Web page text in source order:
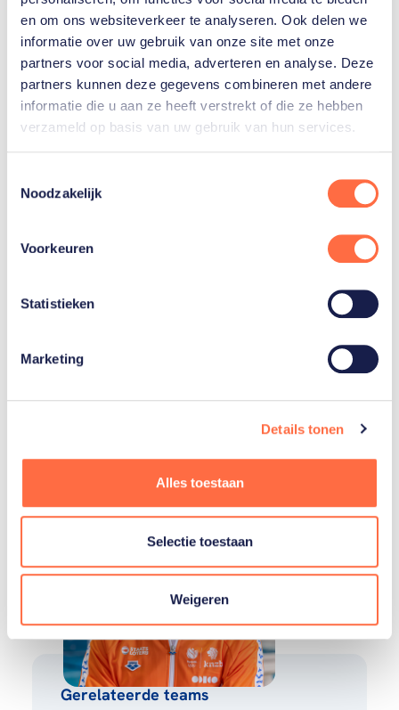
en om ons websiteverkeer te analyseren. Ook delen we
informatie over uw gebruik van onze site met onze
partners voor social media, adverteren en analyse. Deze
partners kunnen deze gegevens combineren met andere
informatie die u aan ze heeft verstrekt of die ze hebben
verzameld op basis van uw gebruik van hun services.
Noodzakelijk
Voorkeuren
Statistieken
Marketing
Details tonen
Alles toestaan
Selectie toestaan
Weigeren
kampioenschap toonde de ploeg al dat ze Servië
tegenstand kunnen bieden: in de groepsfase werd
het een gelijkspel van 13-13 tegen de latere
Europees kampioen. Dat resultaat geeft
vertrouwen.
Cup Final, die van 22 tot en met 26 juli in Sydney
Gerelateerde sporters
Lars
ten
te
Gerelateerde teams